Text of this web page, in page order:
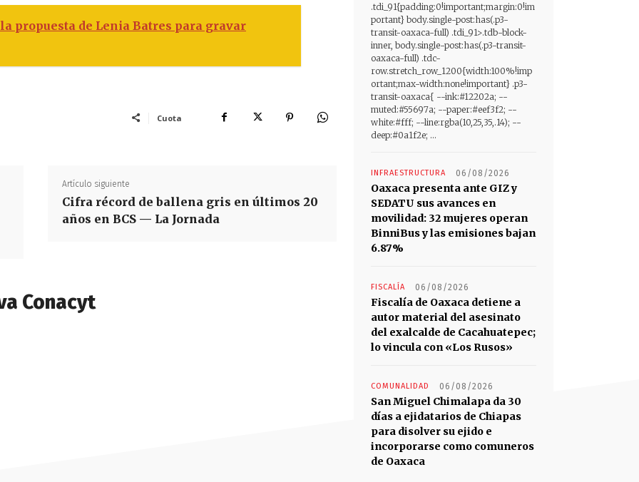
propuesta de Lenia Batres para gravar
Cuota
Artículo siguiente
Cifra récord de ballena gris en últimos 20
años en BCS — La Jornada
Conacyt
.tdi_91{padding:0!important;margin:0!im
portant} body.single-post:has(.p3-
transit-oaxaca-full) .tdi_91>.tdb-block-
inner, body.single-post:has(.p3-transit-
oaxaca-full) .tdc-
row.stretch_row_1200{width:100%!imp
ortant;max-width:none!important} .p3-
transit-oaxaca{ --ink:#12202a; --
muted:#55697a; --paper:#eef3f2; --
white:#fff; --line:rgba(10,25,35,.14); --
deep:#0a1f2e; ...
INFRAESTRUCTURA 06/08/2026
Oaxaca presenta ante GIZ y
SEDATU sus avances en
movilidad: 32 mujeres operan
BinniBus y las emisiones bajan
6.87%
FISCALÍA 06/08/2026
Fiscalía de Oaxaca detiene a
autor material del asesinato
del exalcalde de Cacahuatepec;
lo vincula con «Los Rusos»
COMUNALIDAD 06/08/2026
San Miguel Chimalapa da 30
días a ejidatarios de Chiapas
para disolver su ejido e
incorporarse como comuneros
de Oaxaca